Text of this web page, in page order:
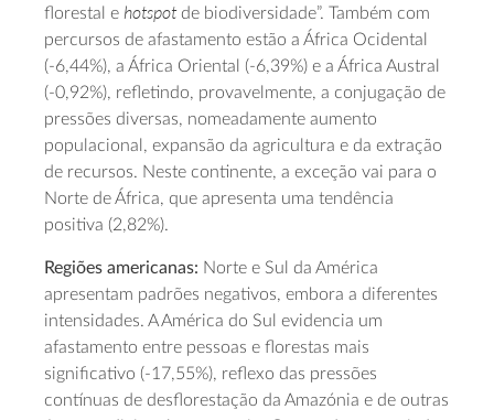
florestal e hotspotde biodiversidade”. Também com
percursos de afastamento estão a África Ocidental
(-6,44%), a África Oriental (-6,39%) e a África Austral
(-0,92%), refletindo, provavelmente, a conjugação de
pressões diversas, nomeadamente aumento
populacional, expansão da agricultura e da extração
de recursos. Neste continente, a exceção vai para o
Norte de África, que apresenta uma tendência
positiva (2,82%).
Regiões americanas: Norte e Sul da América
apresentam padrões negativos, embora a diferentes
intensidades. A América do Sul evidencia um
afastamento entre pessoas e florestas mais
significativo (-17,55%), reflexo das pressões
contínuas de desflorestação da Amazónia e de outras